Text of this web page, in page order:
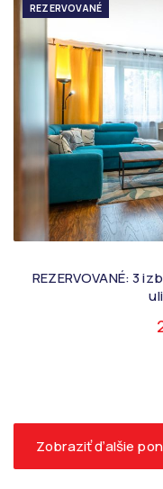
REZERVOVANÉ
REZERVOVANÉ: 3
Zobraziť ďalšie